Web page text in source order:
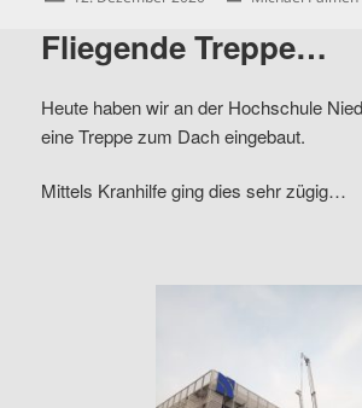
Fliegende Treppe…
Heute haben wir an der Hochschule
eine Treppe zum Dach eingebaut.
Mittels Kranhilfe ging dies sehr zügig…